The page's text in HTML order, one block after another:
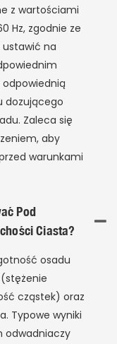
z wartościami
Hz, zgodnie ze
ustawić na
dozującego
Zaleca się
aby
warunkami
Pod
Ciasta?
osadu
cząstek) oraz
Typowe wyniki
odwadniaczy